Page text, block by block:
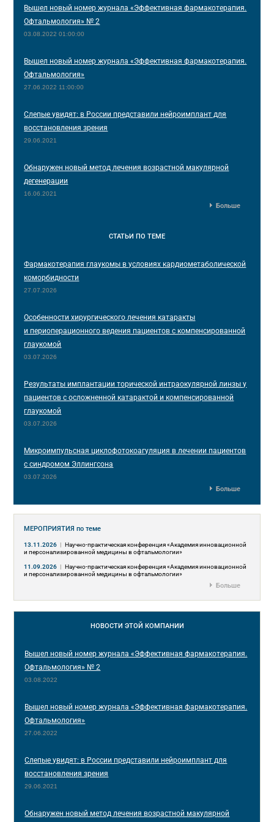
Вышел новый номер журнала «Эффективная фармакотерапия.
Офтальмология» № 2
03.08.2022 01:00:00
Вышел новый номер журнала «Эффективная фармакотерапия.
Офтальмология»
27.06.2022 11:00:00
Слепые увидят: в России представили нейроимплант для
восстановления зрения
29.06.2021
Обнаружен новый метод лечения возрастной макулярной
дегенерации
16.06.2021
Больше
СТАТЬИ ПО ТЕМЕ
Фармакотерапия глаукомы в условиях кардиометаболической
коморбидности
27.07.2026
Особенности хирургического лечения катаракты
и периоперационного ведения пациентов с компенсированной
глаукомой
03.07.2026
Результаты имплантации торической интраокулярной линзы у
пациентов с осложненной катарактой и компенсированной
глаукомой
03.07.2026
Микроимпульсная циклофотокоагуляция в лечении пациентов
с синдромом Эллингсона
03.07.2026
Больше
МЕРОПРИЯТИЯпо теме
13.11.2026 | Научно-практическая конференция «Академия инновационной
и персонализированной медицины в офтальмологии»
11.09.2026 | Научно-практическая конференция «Академия инновационной
и персонализированной медицины в офтальмологии»
Больше
НОВОСТИ ЭТОЙ КОМПАНИИ
Вышел новый номер журнала «Эффективная фармакотерапия.
Офтальмология» № 2
03.08.2022
Вышел новый номер журнала «Эффективная фармакотерапия.
Офтальмология»
27.06.2022
Слепые увидят: в России представили нейроимплант для
восстановления зрения
29.06.2021
Обнаружен новый метод лечения возрастной макулярной